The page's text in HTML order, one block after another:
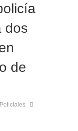
dos
de
Policiales